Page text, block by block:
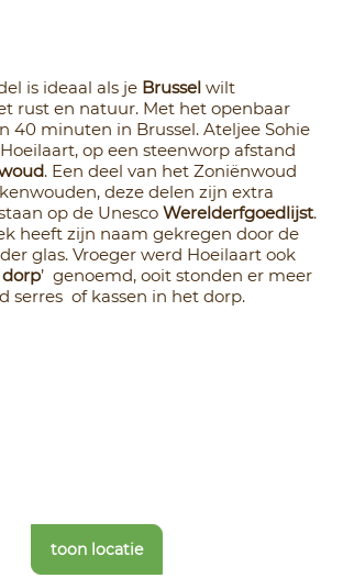
is ideaal als je Brusselwilt
rust en natuur. Met het openbaar
40 minuten in Brussel. Ateljee Sohie
op een steenworp afstand
. Een deel van het Zoniënwoud
deze delen zijn extra
op de UnescoWerelderfgoedlijst.
heeft zijn naam gekregen door de
glas. Vroeger werd Hoeilaart ook
’ genoemd, ooit stonden er meer
serres of kassen in het dorp.
toon locatie